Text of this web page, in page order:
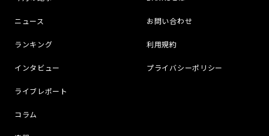
ニュース
ランキング
インタビュー
ライブレポート
コラム
お問い合わせ
利用規約
プライバシーポリシー